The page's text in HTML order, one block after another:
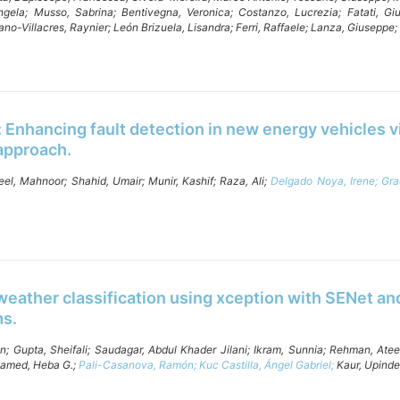
Musso, Sabrina; Bentivegna, Veronica;Costanzo, Lucrezia; Fatati,
Villacres, Raynier; León Brizuela, Lisandra; Ferri, Raffaele; Lanza, Giuseppe;
fault detection in new energy vehicles
Mahnoor; Shahid, Umair; Munir, Kashif;Raza, Ali;Delgado Noya, Irene;
classification using xception with SENet
Gupta, Sheifali; Saudagar, Abdul Khader Jilani;Ikram, Sunnia;Rehman,
Heba G.; Pali-Casanova, Ramón; Kuc Castilla, Ángel Gabriel; Kaur,